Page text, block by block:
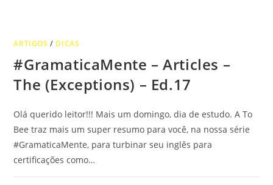
ARTIGOS / DICAS
#GramaticaMente – Articles –
The (Exceptions) – Ed.17
Olá querido leitor!!! Mais um domingo, dia de estudo. A To
Bee traz mais um super resumo para você, na nossa série
#GramaticaMente, para turbinar seu inglês para
certificações como…